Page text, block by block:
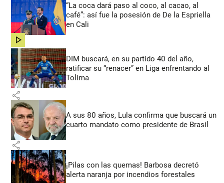
“La coca dará paso al coco, al cacao, al
café”: así fue la posesión de De la Espriella
en Cali
share
DIM buscará, en su partido 40 del año,
ratificar su “renacer” en Liga enfrentando al
Tolima
share
A sus 80 años, Lula confirma que buscará un
cuarto mandato como presidente de Brasil
share
¡Pilas con las quemas! Barbosa decretó
alerta naranja por incendios forestales